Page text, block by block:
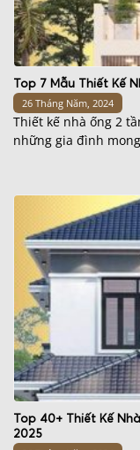
Top 7 Mẫu Thiết Kế
26 Tháng Năm, 2024
Thiết kế nhà ống 2
những gia đình
Top 40+ Thiết Kế
2025